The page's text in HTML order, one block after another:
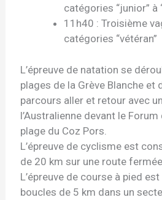
catégories “junior” à
11h40 : Troisième
catégories “vétéran”
L’épreuve de natation se
plages de la Grève Blanche et
parcours aller et retour avec
l’Australienne devant le
plage du Coz Pors.
L’épreuve de cyclisme est
de 20 km sur une route
L’épreuve de course à pied
boucles de 5 km dans un